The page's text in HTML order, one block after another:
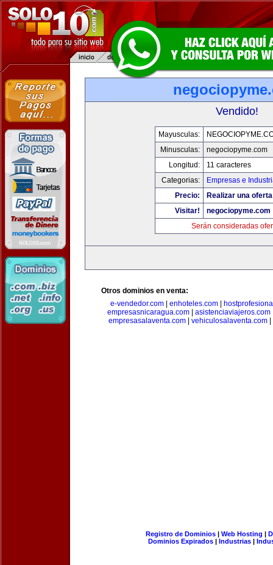
Vendido!
Mayusculas:
Minusculas:
negociopyme.com
Longitud:
11 caracteres
Categorias:
Empresas e
Precio:
Realizar una
Visitar!
negociopyme.com
Serán consideradas
Otros dominios en venta:
e-vendedor.com| enhoteles.com|
empresasnicaragua.com| asistenciaviajeros.com
empresasalaventa.com| vehiculosalaventa.com|
Registro de Dominios| Web Hosting |
Dominios Expirados | Industrias |